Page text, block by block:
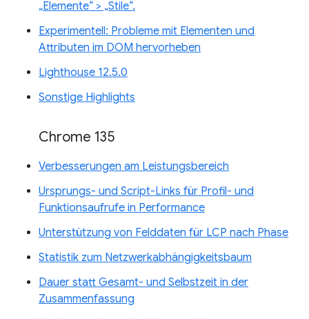
„Elemente“ > „Stile“.
Experimentell: Probleme mit Elementen und
Attributen im DOM hervorheben
Lighthouse 12.5.0
Sonstige Highlights
Chrome 135
Verbesserungen am Leistungsbereich
Ursprungs- und Script-Links für Profil- und
Funktionsaufrufe in Performance
Unterstützung von Felddaten für LCP nach Phase
Statistik zum Netzwerkabhängigkeitsbaum
Dauer statt Gesamt- und Selbstzeit in der
Zusammenfassung